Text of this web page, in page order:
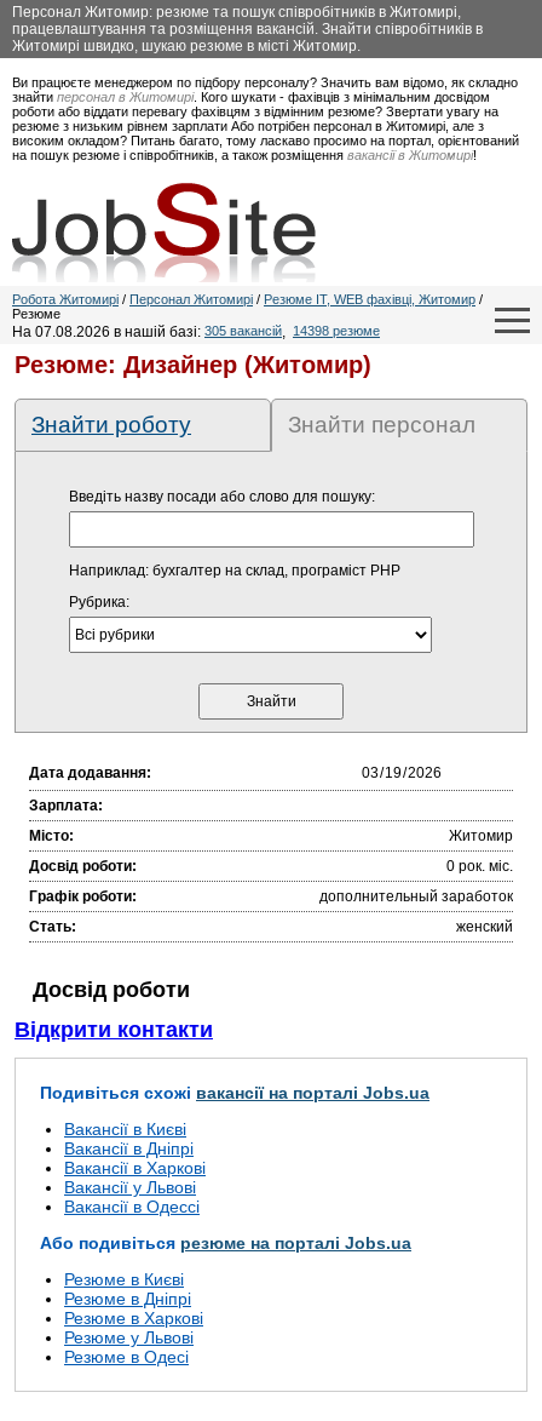
Персонал Житомир: резюме та пошук співробітників в Житомирі,
працевлаштування та розміщення вакансій. Знайти співробітників в
Житомирі швидко, шукаю резюме в місті Житомир.
Ви працюєте менеджером по підбору персоналу? Значить вам відомо, як складно
знайти персонал в Житомирі. Кого шукати - фахівців з мінімальним досвідом
роботи або віддати перевагу фахівцям з відмінним резюме? Звертати увагу на
резюме з низьким рівнем зарплати Або потрібен персонал в Житомирі, але з
високим окладом? Питань багато, тому ласкаво просимо на портал, орієнтований
на пошук резюме і співробітників, а також розміщення вакансії в Житомирі!
Робота Житомирі / Персонал Житомирі / Резюме IT, WEB фахівці, Житомир /
Резюме
На 07.08.2026 в нашій базі: 305 вакансій, 14398 резюме
Резюме: Дизайнер (Житомир)
Знайти роботу Знайти персонал
Введіть назву посади або слово для пошуку:
Наприклад: бухгалтер на склад, програміст PHP
Рубрика:
Дата додавання:
Зарплата:
Місто:
Житомир
Досвід роботи:
0 рок. міc.
Графік роботи:
дополнительный заработок
Стать:
женский
Досвід роботи
Відкрити контакти
Подивіться схожі вакансії на порталі Jobs.ua
Вакансії в Києві
Вакансії в Дніпрі
Вакансії в Харкові
Вакансії у Львові
Вакансії в Одессі
Або подивіться резюме на порталі Jobs.ua
Резюме в Києві
Резюме в Дніпрі
Резюме в Харкові
Резюме у Львові
Резюме в Одесі